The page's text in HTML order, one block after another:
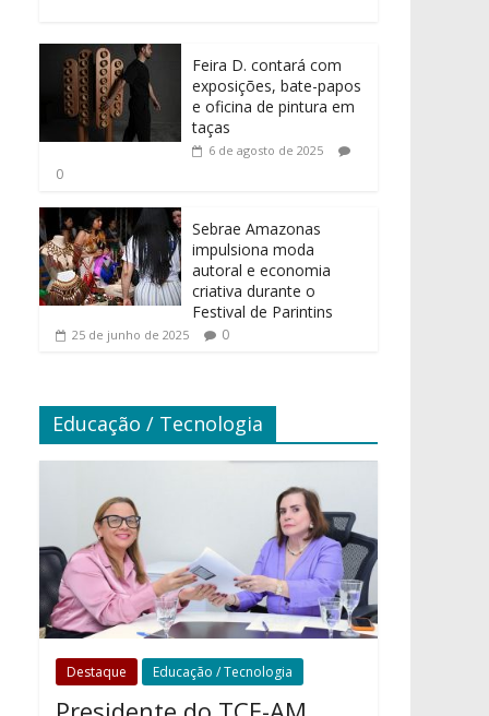
Feira D. contará com
exposições, bate-papos
e oficina de pintura em
taças
6 de agosto de 2025
0
Sebrae Amazonas
impulsiona moda
autoral e economia
criativa durante o
Festival de Parintins
25 de junho de 2025 0
Educação / Tecnologia
Destaque Educação / Tecnologia